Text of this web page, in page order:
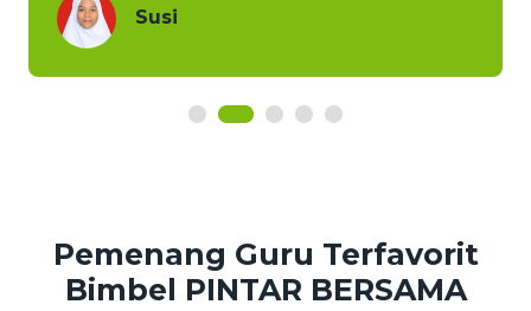
Susi
Pemenang Guru Terfavorit
Bimbel PINTAR BERSAMA